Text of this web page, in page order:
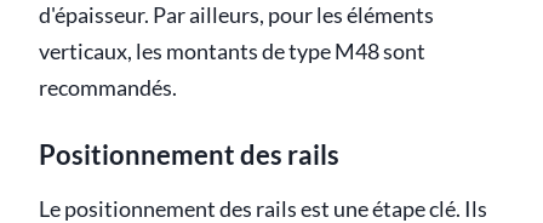
d'épaisseur. Par ailleurs, pour les éléments
verticaux, les montants de type M48 sont
recommandés.
Positionnement des rails
Le positionnement des rails est une étape clé. Ils